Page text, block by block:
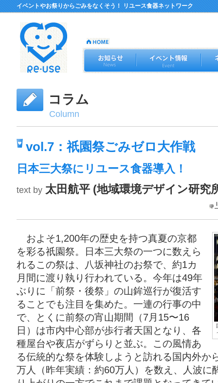
イベントやお祭りからごみをなくそう！ リユース食器ネットワーク
コラム
Column
vol.7：祇園祭ごみゼロ大作戦
日本三大祭にリユース食器導入！
text by 太田航平 (地域環境デザイン研究
およそ1,200年の歴史を持つ真夏の京都
を彩る祇園祭。日本三大祭の一つに数えら
れるこの祭は、八坂神社のお祭で、約1カ
月間に渡り執り行われている。今年は49年
ぶりに「前祭・後祭」の山鉾巡行が復活す
ることでも注目を集めた。一連の行事の中
で、とくに前祭の宵山期間（7月15〜16
日）は市内中心部が歩行者天国となり、各
種屋台や夜店がずらりと並ぶ。この風情あ
る伝統的な祭を体験しようと訪れる国内外か
万人（昨年実績：約60万人）を数え、人波に